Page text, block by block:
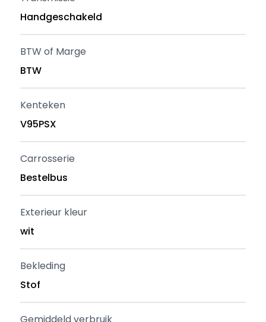
Handgeschakeld
BTW of Marge
BTW
Kenteken
V95PSX
Carrosserie
Bestelbus
Exterieur kleur
wit
Bekleding
Stof